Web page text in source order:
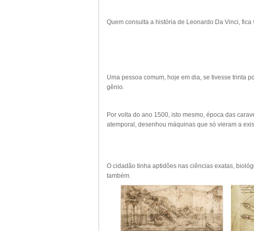
Quem consulta a história de Leonardo Da Vinci,
Uma pessoa comum, hoje em dia, se tivesse trinta
gênio.
Por volta do ano 1500, isto mesmo, época das
atemporal, desenhou máquinas que só vieram a
O cidadão tinha aptidões nas ciências exatas,
também.